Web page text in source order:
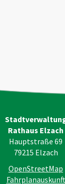
Rathaus Elzach
Hauptstraße 69
79215 Elzach
OpenStreetMap
Fahrplanauskunft